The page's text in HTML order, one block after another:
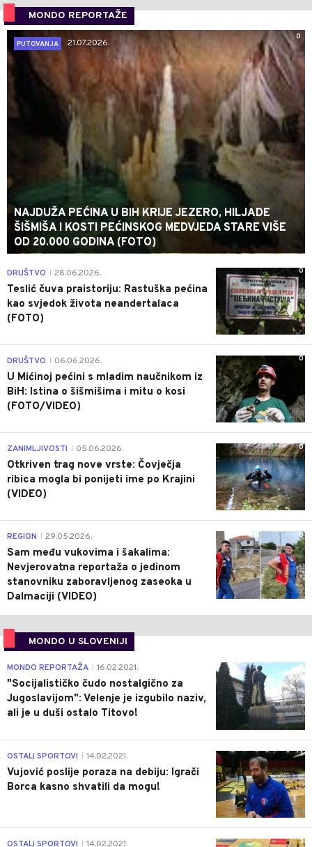
MONDO REPORTAŽE
0
PUTOVANJA
21.07.2026.
NAJDUŽA PEĆINA U BIH KRIJE JEZERO, HILJADE
ŠIŠMIŠA I KOSTI PEĆINSKOG MEDVJEDA STARE VIŠE
OD 20.000 GODINA (FOTO)
0
DRUŠTVO 28.06.2026.
Teslić čuva praistoriju: Rastuška pećina
kao svjedok života neandertalaca
(FOTO)
0
DRUŠTVO 06.06.2026.
U Mićinoj pećini s mladim naučnikom iz
BiH: Istina o šišmišima i mitu o kosi
(FOTO/VIDEO)
0
ZANIMLJIVOSTI 05.06.2026.
Otkriven trag nove vrste: Čovječja
ribica mogla bi ponijeti ime po Krajini
(VIDEO)
0
REGION 29.05.2026.
Sam među vukovima i šakalima:
Nevjerovatna reportaža o jedinom
stanovniku zaboravljenog zaseoka u
Dalmaciji (VIDEO)
MONDO U SLOVENIJI
4
MONDO REPORTAŽA 16.02.2021.
"Socijalističko čudo nostalgično za
Jugoslavijom": Velenje je izgubilo naziv,
ali je u duši ostalo Titovo!
1
OSTALI SPORTOVI 14.02.2021.
Vujović poslije poraza na debiju: Igrači
Borca kasno shvatili da mogu!
3
OSTALI SPORTOVI 14.02.2021.